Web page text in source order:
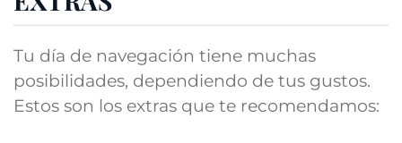
Tu día de navegación tiene muchas
posibilidades, dependiendo de tus gustos.
Estos son los extras que te recomendamos: